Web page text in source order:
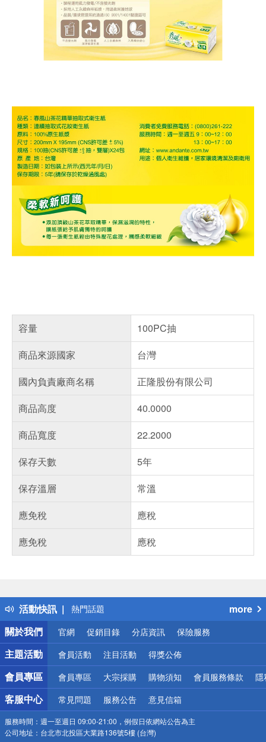
容量
100PC抽
商品來源國家
台灣
國內負責廠商名稱
正隆股份有限公司
商品高度
40.0000
商品寬度
22.2000
保存天數
5年
保存溫層
常溫
應免稅
應稅
應免稅
應稅
活動快訊
得獎公告
熱門話題
銀行優惠
偏遠地區配送
詐騙網頁！請小心！
more
關於我們
官網 促銷目錄 分店資訊 保險服務
主題活動 會員活動 注目活動 得獎公佈
會員專區 會員專區 大宗採購 購物須知 會員服務條款 隱
客服中心 常見問題 服務公告 意見信箱
服務時間： 週一至週日 09:00-21:00，例假日依網站公告為主
公司地址： 台北市北投區大業路136號5樓 (台灣)